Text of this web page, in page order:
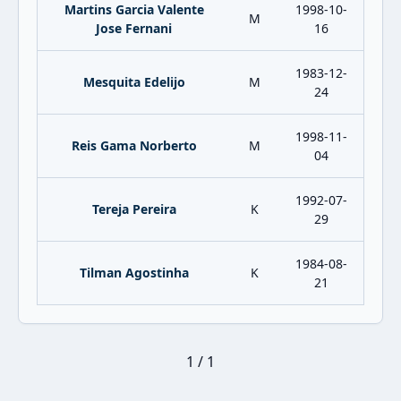
Martins Garcia Valente
Jose Fernani
M
1998-10-
16
Mesquita Edelijo M
1983-12-
24
Reis Gama Norberto M
1998-11-
04
Tereja Pereira K
1992-07-
29
Tilman Agostinha K
1984-08-
21
1 / 1